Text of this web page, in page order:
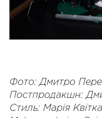
Фото: Дмитро
Постпродакшн:
Стиль: Марія Квітка